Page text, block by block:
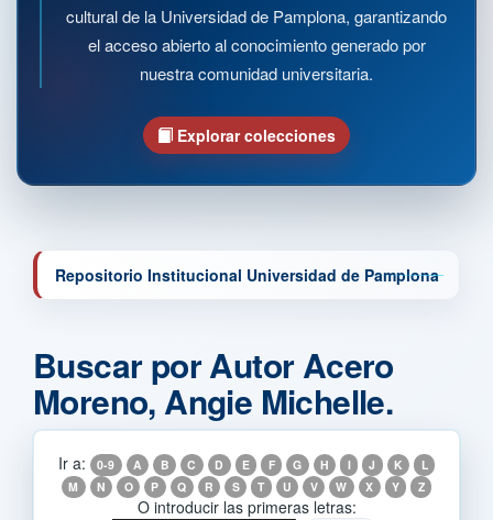
cultural de la Universidad de Pamplona, garantizando
el acceso abierto al conocimiento generado por
nuestra comunidad universitaria.
Explorar colecciones
Repositorio Institucional Universidad de Pamplona
Buscar por Autor Acero
Moreno, Angie Michelle.
Ir a: 0-9 A B C D E F G H I J K
L
M
N O P Q R S T U V W X Y Z
O introducir las primeras letras: